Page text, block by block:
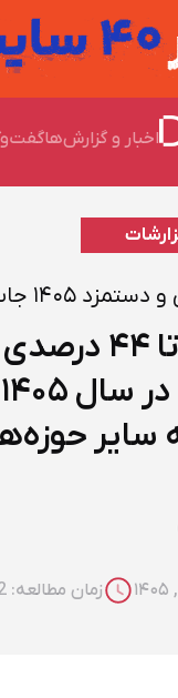
اخبار و گزارش‌ها
۱۴۰۵ جاب‌ویژن:
رشد ۳۲ تا
زمان مطالعه: 2 دقیقه